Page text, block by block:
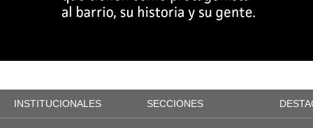
INSTITUCIONALES SECCIONES